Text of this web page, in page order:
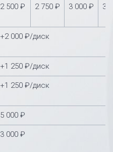
2 500 ₽ 2 750 ₽ 3 000 ₽ 3
+2 000 ₽/диск
+1 250 ₽/диск
+1 250 ₽/диск
5 000 ₽
3 000 ₽